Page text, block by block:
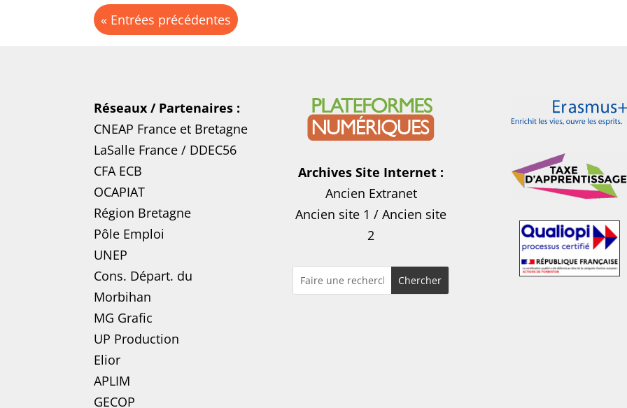
« Entrées précédentes
Réseaux / Partenaires :
CNEAP France et Bretagne
LaSalle France / DDEC56
CFA ECB
OCAPIAT
Région Bretagne
Pôle Emploi
UNEP
Cons. Départ. du
Morbihan
MG Grafic
UP Production
Elior
APLIM
GECOP
Archives Site Internet :
Ancien Extranet
Ancien site 1 /Ancien site
2